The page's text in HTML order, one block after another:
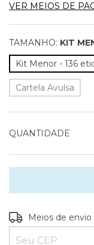
VER MEIOS DE
TAMANHO: KIT
Kit Menor - 136
Cartela Avulsa
QUANTIDADE
Entregas para o CEP:
Meios de envio